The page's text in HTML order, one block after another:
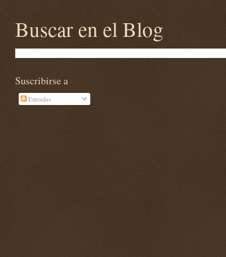
Buscar en el Blog
Suscribirse a
Entradas